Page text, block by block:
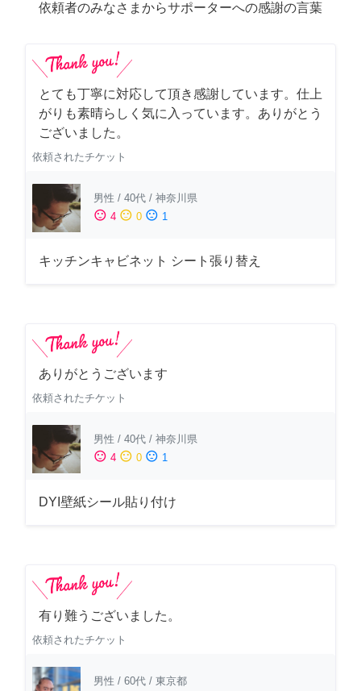
依頼者のみなさまからサポーターへの感謝の言葉
とても丁寧に対応して頂き感謝しています。仕上
がりも素晴らしく気に入っています。ありがとう
ございました。
依頼されたチケット
男性 / 40代 / 神奈川県
sentiment_satisfied 4 sentiment_neutral 0 sentiment_dissatisfied 1
キッチンキャビネット シート張り替え
ありがとうございます
依頼されたチケット
男性 / 40代 / 神奈川県
sentiment_satisfied 4 sentiment_neutral 0 sentiment_dissatisfied 1
DYI壁紙シール貼り付け
有り難うございました。
依頼されたチケット
男性 / 60代 / 東京都